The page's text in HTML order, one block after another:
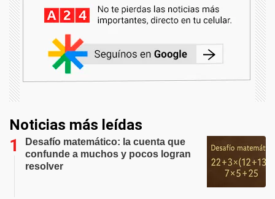
Noticias más leídas
Desafío matemático: la cuenta que
confunde a muchos y pocos logran
resolver